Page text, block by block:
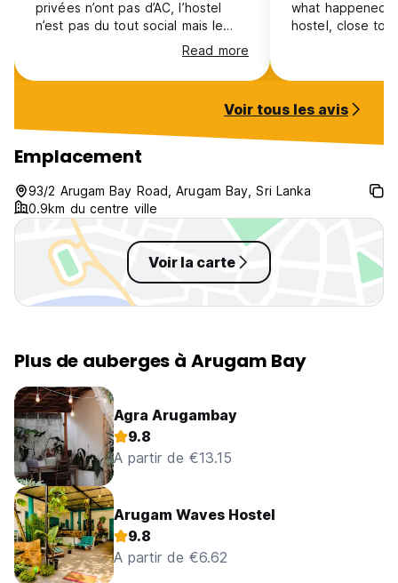
privées n’ont pas d’AC, l’hostel
n’est pas du tout social mais le
prix est ok pour une chambreRead more
what happened:
hostel, close to
there is no
There were bed
beds were
early because 2
promised our
we payed for
Voir tous les avis
Emplacement
93/2 Arugam Bay Road, Arugam Bay, Sri Lanka
0.9km du centre ville
Voir la carte
Plus de auberges à Arugam Bay
Agra Arugambay
9.8
A partir de €13.15
Arugam Waves Hostel
9.8
A partir de €6.62